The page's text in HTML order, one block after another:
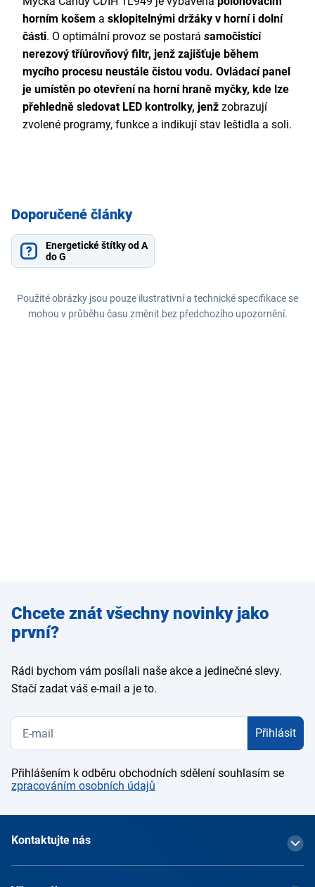
horním košem a sklopitelnými držáky v horní i dolní
části. O optimální provoz se postará samočistící
nerezový tříúrovňový filtr, jenž zajišťuje během
mycího procesu neustále čistou vodu. Ovládací panel
je umístěn po otevření na horní hraně myčky, kde lze
přehledně sledovat LED kontrolky, jenž zobrazují
zvolené programy, funkce a indikují stav leštidla a soli.
Doporučené články
Energetické štítky od A
do G
Použité obrázky jsou pouze ilustrativní a technické specifikace se
mohou v průběhu času změnit bez předchozího upozornění.
Zadejte
e-mail
Chcete znát všechny novinky jako
první?
Rádi bychom vám posílali naše akce a jedinečné slevy.
Stačí zadat váš e-mail a je to.
Přihlásit
Přihlášením k odběru obchodních sdělení souhlasím se
zpracováním osobních údajů
Kontaktujte nás